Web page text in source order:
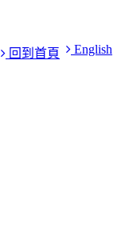
English
回到首頁